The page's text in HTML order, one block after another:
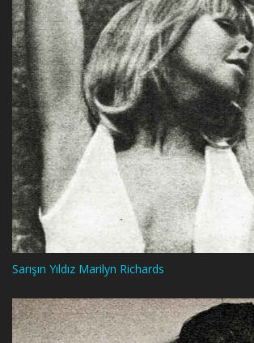
Sarışın Yıldız Marilyn Richards